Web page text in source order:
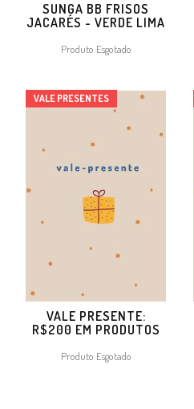
SUNGA BB FRISOS
JACARÉS - VERDE LIMA
Produto Esgotado
VALE PRESENTE:
R$200 EM PRODUTOS
Produto Esgotado
VALE PRESENTES